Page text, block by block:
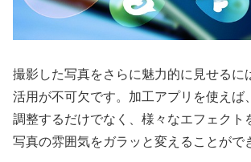
撮影した写真をさらに魅力的に見せるに
活用が不可欠です。加工アプリを使えば
調整するだけでなく、様々なエフェクト
写真の雰囲気をガラッと変えることがで